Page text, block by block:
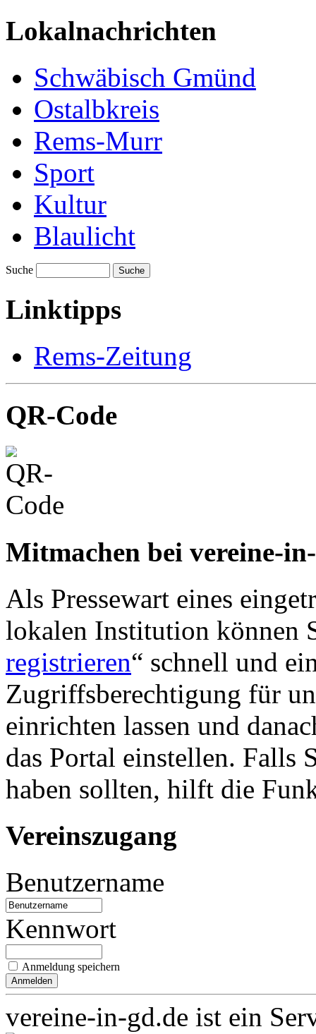
Lokalnachrichten
Schwäbisch Gmünd
Ostalbkreis
Rems-Murr
Sport
Kultur
Blaulicht
Suche Suche
Linktipps
Rems-Zeitung
QR-Code
Mitmachen bei vereine-
Als Pressewart eines
lokalen Institution können
registrieren“ schnell und
Zugriffsberechtigung für
einrichten lassen und
das Portal einstellen. Falls
haben sollten, hilft die
Vereinszugang
Benutzername
Kennwort
Anmeldung speichern
vereine-in-gd.de ist ein